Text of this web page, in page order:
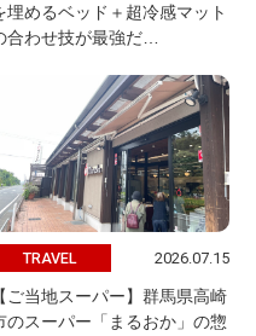
埋めるベッド＋超冷感マット
合わせ技が最強だ…
TRAVEL 2026.07.15
【ご当地スーパー】群馬県高崎
のスーパー「まるおか」の惣